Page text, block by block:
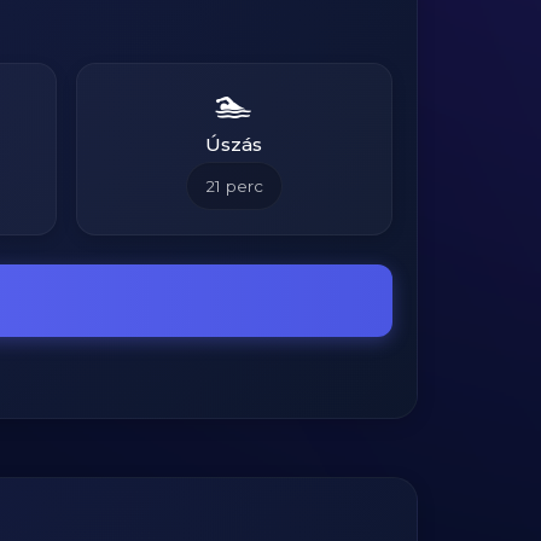
🏊
Úszás
21 perc